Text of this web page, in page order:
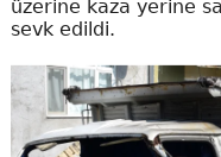
üzerine kaza yerine
sevk edildi.